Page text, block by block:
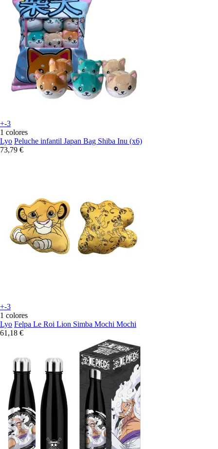
+-3
1 colores
Lyo Peluche infantil Japan Bag Shiba Inu (x6)
73,79 €
+-3
1 colores
Lyo Felpa Le Roi Lion Simba Mochi Mochi
61,18 €